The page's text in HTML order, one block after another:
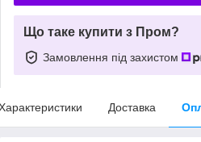
Що таке купити з Пром?
Замовлення під захистом
Доставка